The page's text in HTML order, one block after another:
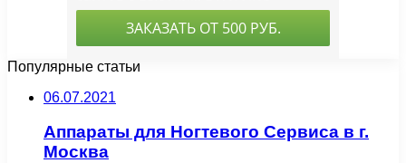
Популярные статьи
06.07.2021
Аппараты для Ногтевого Сервиса в г.
Москва